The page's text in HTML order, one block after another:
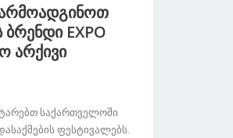
EXPO
Არქივი
Საქართველოში
Ფესტივალებს.